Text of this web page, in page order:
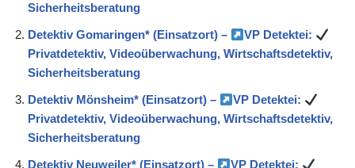
Sicherheitsberatung
Detektiv Gomaringen* (Einsatzort) –
VP Detektei:
Privatdetektiv, Videoüberwachung, Wirtschaftsdetektiv,
Sicherheitsberatung
Detektiv Mönsheim* (Einsatzort) –
VP Detektei:
Privatdetektiv, Videoüberwachung, Wirtschaftsdetektiv,
Sicherheitsberatung
Detektiv Neuweiler* (Einsatzort) –
VP Detektei: